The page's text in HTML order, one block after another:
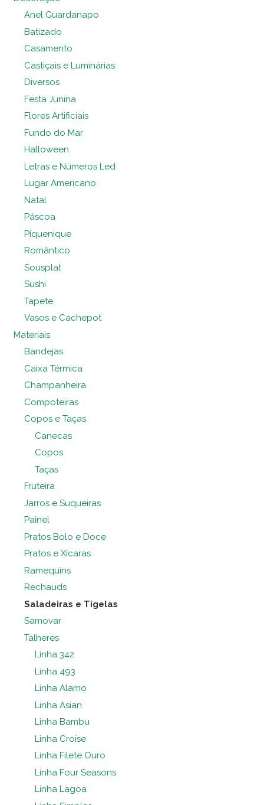
Anel Guardanapo
Batizado
Casamento
Castiçais e Luminárias
Diversos
Festa Junina
Flores Artificiais
Fundo do Mar
Halloween
Letras e Números Led
Lugar Americano
Natal
Páscoa
Piquenique
Romântico
Sousplat
Sushi
Tapete
Vasos e Cachepot
Materiais
Bandejas
Caixa Térmica
Champanheira
Compoteiras
Copos e Taças
Canecas
Copos
Taças
Fruteira
Jarros e Suqueiras
Painel
Pratos Bolo e Doce
Pratos e Xícaras
Ramequins
Rechauds
Saladeiras e Tigelas
Samovar
Talheres
Linha 342
Linha 493
Linha Alamo
Linha Asian
Linha Bambu
Linha Croise
Linha Filete Ouro
Linha Four Seasons
Linha Lagoa